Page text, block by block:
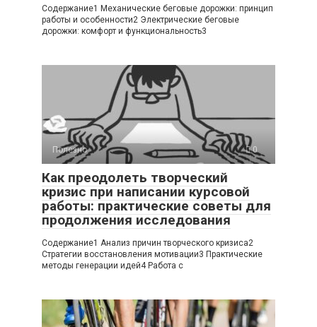
Содержание1 Механические беговые дорожки: принцип
работы и особенности2 Электрические беговые
дорожки: комфорт и функциональность3
Полезно 0
Как преодолеть творческий
кризис при написании курсовой
работы: практические советы для
продолжения исследования
Содержание1 Анализ причин творческого кризиса2
Стратегии восстановления мотивации3 Практические
методы генерации идей4 Работа с